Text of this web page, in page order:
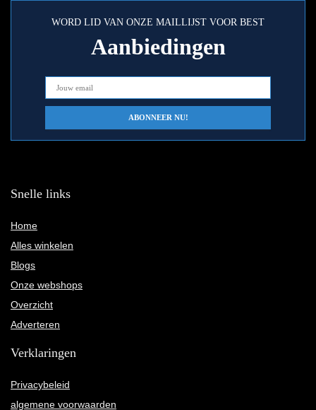
WORD LID VAN ONZE MAILLIJST VOOR BEST
Aanbiedingen
Snelle links
Home
Alles winkelen
Blogs
Onze webshops
Overzicht
Adverteren
Verklaringen
Privacybeleid
algemene voorwaarden